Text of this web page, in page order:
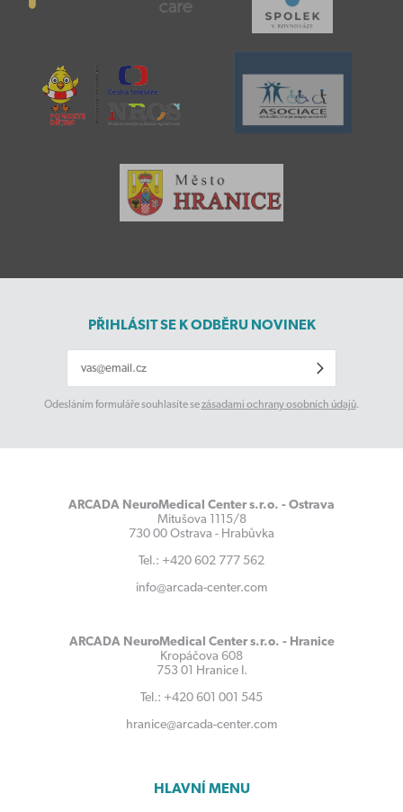
PŘIHLÁSIT SE K ODBĚRU NOVINEK
Odesláním formuláře souhlasíte sezásadami ochrany osobních údajů.
ARCADA NeuroMedical Center s.r.o. - Ostrava
Mitušova 1115/8
730 00 Ostrava - Hrabůvka
Tel.: +420 602 777 562
info@arcada-center.com
ARCADA NeuroMedical Center s.r.o. - Hranice
Kropáčova 608
753 01 Hranice I.
Tel.: +420 601 001 545
hranice@arcada-center.com
HLAVNÍ MENU